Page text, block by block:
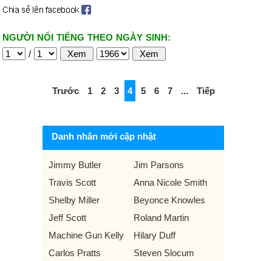
NGƯỜI NỔI TIẾNG THEO NGÀY SINH:
/
Trước 1 2 3 4 5 6 7 ... Tiếp
Danh nhân mới cập nhật
Jimmy Butler
Jim Parsons
Travis Scott
Anna Nicole Smith
Shelby Miller
Beyonce Knowles
Jeff Scott
Roland Martin
Machine Gun Kelly
Hilary Duff
Carlos Pratts
Steven Slocum